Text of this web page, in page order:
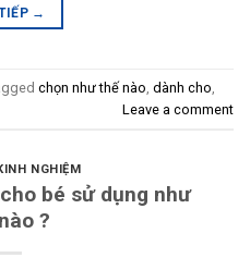
→
chọn như thế nào dành cho
Leave a comment
NGHIỆM
bé sử dụng như
?